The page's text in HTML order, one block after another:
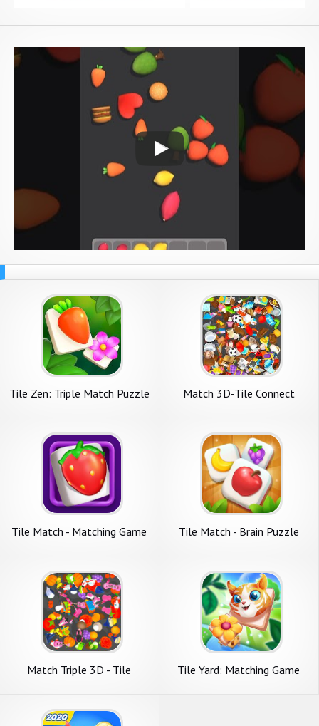
Tile Zen: Triple Match Puzzle
Match 3D-Tile Connect
Tile Match - Matching Game
Tile Match - Brain Puzzle
Match Triple 3D - Tile
Tile Yard: Matching Game